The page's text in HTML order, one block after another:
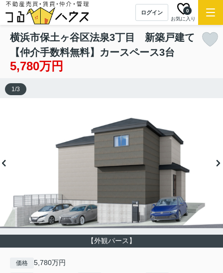
ログイン
お気に入り
0
横浜市保土ヶ谷区法泉3丁目 新築戸建て
【仲介手数料無料】カースペース3台
5,780万円
【外観パース】
1/3
価格 5,780万円